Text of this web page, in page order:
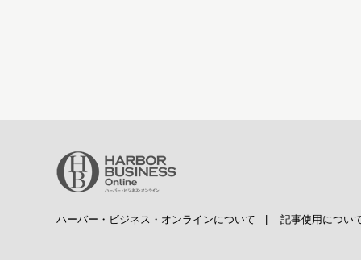
ハーバー・ビジネス・オンラインについて | 記事使用につい